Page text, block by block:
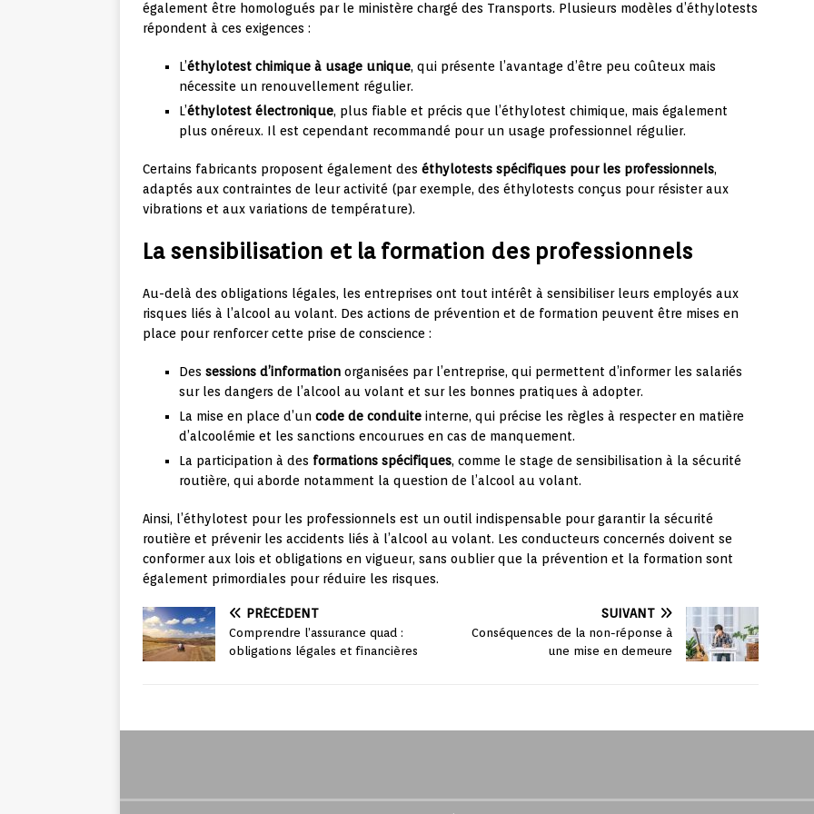
également être homologués par le ministère chargé des Transports. Plusieurs modèles d’éthylotests
répondent à ces exigences :
L’éthylotest chimique à usage unique, qui présente l’avantage d’être peu coûteux mais
nécessite un renouvellement régulier.
L’éthylotest électronique, plus fiable et précis que l’éthylotest chimique, mais également
plus onéreux. Il est cependant recommandé pour un usage professionnel régulier.
Certains fabricants proposent également des éthylotests spécifiques pour les professionnels,
adaptés aux contraintes de leur activité (par exemple, des éthylotests conçus pour résister aux
vibrations et aux variations de température).
La sensibilisation et la formation des professionnels
Au-delà des obligations légales, les entreprises ont tout intérêt à sensibiliser leurs employés aux
risques liés à l’alcool au volant. Des actions de prévention et de formation peuvent être mises en
place pour renforcer cette prise de conscience :
Des sessions d’information organisées par l’entreprise, qui permettent d’informer les salariés
sur les dangers de l’alcool au volant et sur les bonnes pratiques à adopter.
La mise en place d’un code de conduite interne, qui précise les règles à respecter en matière
d’alcoolémie et les sanctions encourues en cas de manquement.
La participation à des formations spécifiques, comme le stage de sensibilisation à la sécurité
routière, qui aborde notamment la question de l’alcool au volant.
Ainsi, l’éthylotest pour les professionnels est un outil indispensable pour garantir la sécurité
routière et prévenir les accidents liés à l’alcool au volant. Les conducteurs concernés doivent se
conformer aux lois et obligations en vigueur, sans oublier que la prévention et la formation sont
également primordiales pour réduire les risques.
PRÉCÉDENT
Comprendre l’assurance quad :
obligations légales et financières
SUIVANT
Conséquences de la non-réponse à
une mise en demeure